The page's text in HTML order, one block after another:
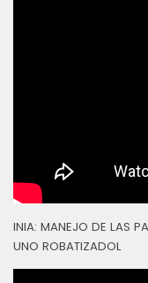
INIA: MANEJO DE LAS
UNO ROBATIZADOL